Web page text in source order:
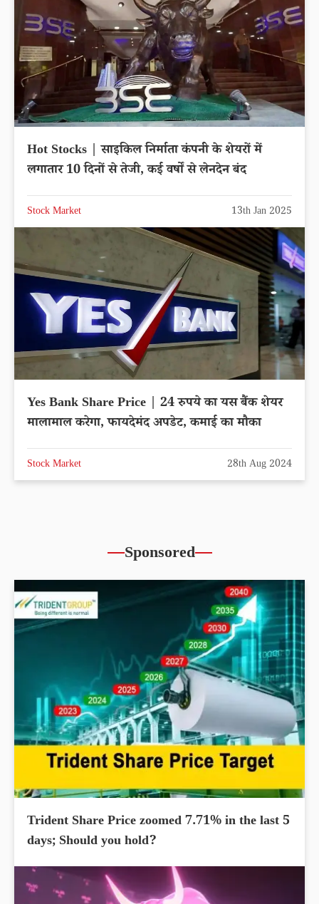
Hot Stocks | साइकिल निर्माता कंपनी के शेयरों में
लगातार 10 दिनों से तेजी, कई वर्षों से लेनदेन बंद
Stock Market 13th Jan 2025
Yes Bank Share Price | 24 रुपये का यस बैंक शेयर
मालामाल करेगा, फायदेमंद अपडेट, कमाई का मौका
Stock Market 28th Aug 2024
Sponsored
Trident Share Price zoomed 7.71% in the last 5
days; Should you hold?